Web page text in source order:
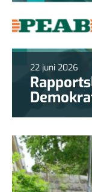
22 juni 2026